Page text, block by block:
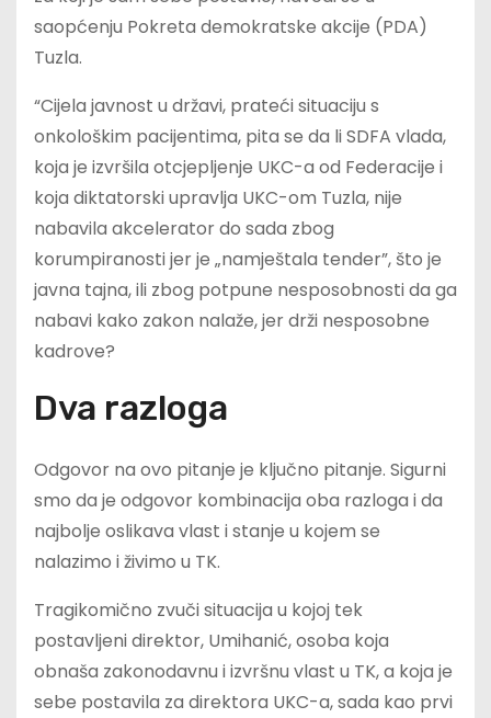
saopćenju Pokreta demokratske akcije (PDA)
Tuzla.
“Cijela javnost u državi, prateći situaciju s
onkološkim pacijentima, pita se da li SDFA vlada,
koja je izvršila otcjepljenje UKC-a od Federacije i
koja diktatorski upravlja UKC-om Tuzla, nije
nabavila akcelerator do sada zbog
korumpiranosti jer je „namještala tender”, što je
javna tajna, ili zbog potpune nesposobnosti da ga
nabavi kako zakon nalaže, jer drži nesposobne
kadrove?
Dva razloga
Odgovor na ovo pitanje je ključno pitanje. Sigurni
smo da je odgovor kombinacija oba razloga i da
najbolje oslikava vlast i stanje u kojem se
nalazimo i živimo u TK.
Tragikomično zvuči situacija u kojoj tek
postavljeni direktor, Umihanić, osoba koja
obnaša zakonodavnu i izvršnu vlast u TK, a koja je
sebe postavila za direktora UKC-a, sada kao prvi